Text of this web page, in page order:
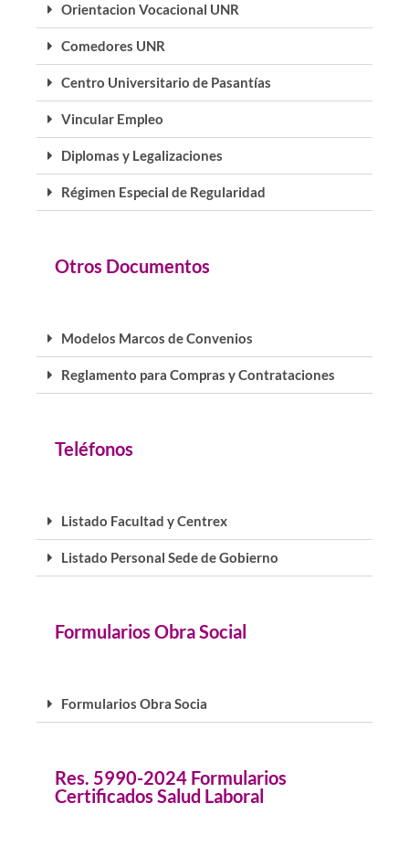
Orientacion Vocacional UNR
Comedores UNR
Centro Universitario de Pasantías
Vincular Empleo
Diplomas y Legalizaciones
Régimen Especial de Regularidad
Otros Documentos
Modelos Marcos de Convenios
Reglamento para Compras y Contrataciones
Teléfonos
Listado Facultad y Centrex
Listado Personal Sede de Gobierno
Formularios Obra Social
Formularios Obra Socia
Res. 5990-2024 Formularios
Certificados Salud Laboral